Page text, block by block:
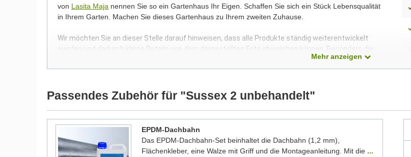
von Lasita Maja nennen Sie so ein Gartenhaus Ihr Eigen. Schaffen Sie sich ein Stück Lebensqualität
in Ihrem Garten. Machen Sie dieses Gartenhaus zu Ihrem zweiten Zuhause.
Wir möchten Sie an dieser Stelle darauf hinweisen, dass alle Produkte ständig weiterentwickelt
werden und dadurch kleine Details von dem dargestellten Foto abweichen können. Besonders die
Bilder unserer Kunden stellen teilweise modifizierte Modelle dar. Alle Maße sind Circa-Angaben.
Mehr anzeigen
Passendes Zubehör für "Sussex 2 unbehandelt"
EPDM-Dachbahn
Das EPDM-Dachbahn-Set beinhaltet die Dachbahn (1,2 mm),
Flächenkleber, eine Walze mit Griff und die Montageanleitung. Mit die ...